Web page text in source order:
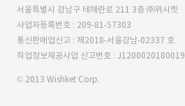
서울특별시 강남구 테헤란로 211 3층 ㈜위시켓
사업자등록번호 : 209-81-57303
통신판매업신고 : 제2018-서울강남-02337 호
직업정보제공사업 신고번호 : J1200020180019
© 2013 Wishket Corp.